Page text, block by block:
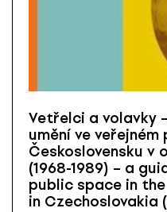
Vetřelci a volavky
umění ve
Československu v
(1968-1989) – a
public space in
in Czechoslovakia